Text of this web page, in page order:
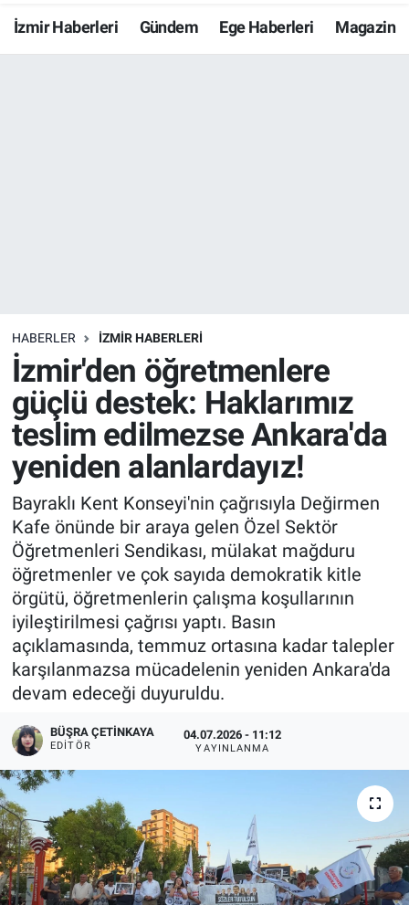
İzmir Haberleri Gündem Ege Haberleri Magazin
HABERLER İZMİR HABERLERİ
İzmir'den öğretmenlere
güçlü destek: Haklarımız
teslim edilmezse Ankara'da
yeniden alanlardayız!
Bayraklı Kent Konseyi'nin çağrısıyla Değirmen
Kafe önünde bir araya gelen Özel Sektör
Öğretmenleri Sendikası, mülakat mağduru
öğretmenler ve çok sayıda demokratik kitle
örgütü, öğretmenlerin çalışma koşullarının
iyileştirilmesi çağrısı yaptı. Basın
açıklamasında, temmuz ortasına kadar talepler
karşılanmazsa mücadelenin yeniden Ankara'da
devam edeceği duyuruldu.
BÜŞRA ÇETINKAYA
EDITÖR
04.07.2026 - 11:12
YAYINLANMA
Resmi İlanlar